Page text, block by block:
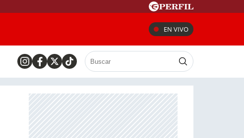
EN VIVO